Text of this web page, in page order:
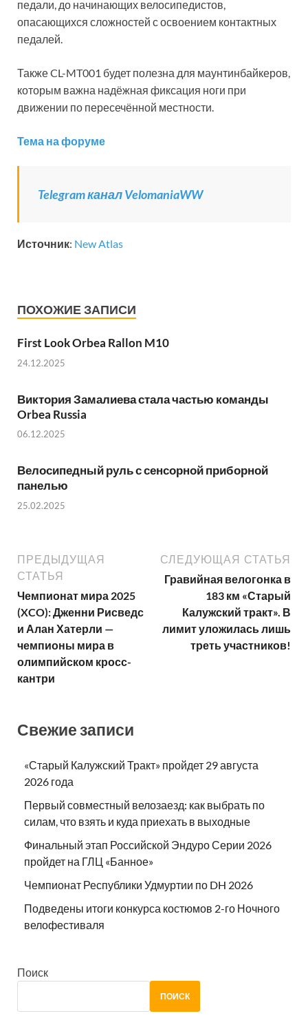
педали, до начинающих велосипедистов,
опасающихся сложностей с освоением контактных
педалей.
Также CL-MT001 будет полезна для маунтинбайкеров,
которым важна надёжная фиксация ноги при
движении по пересечённой местности.
Тема на форуме
Telegram канал VelomaniaWW
Источник: New Atlas
ПОХОЖИЕ ЗАПИСИ
First Look Orbea Rallon M10
24.12.2025
Виктория Замалиева стала частью команды
Orbea Russia
06.12.2025
Велосипедный руль с сенсорной приборной
панелью
25.02.2025
ПРЕДЫДУЩАЯ
СТАТЬЯ
Чемпионат мира 2025
(XCO): Дженни Рисведс
и Алан Хатерли —
чемпионы мира в
олимпийском кросс-
кантри
СЛЕДУЮЩАЯ СТАТЬЯ
Гравийная велогонка в
183 км «Старый
Калужский тракт». В
лимит уложилась лишь
треть участников!
Свежие записи
«Старый Калужский Тракт» пройдет 29 августа
2026 года
Первый совместный велозаезд: как выбрать по
силам, что взять и куда приехать в выходные
Финальный этап Российской Эндуро Серии 2026
пройдет на ГЛЦ «Банное»
Чемпионат Республики Удмуртии по DH 2026
Подведены итоги конкурса костюмов 2-го Ночного
велофестиваля
Поиск
ПОИСК